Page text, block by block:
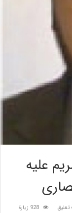
عليه
928 زيارة